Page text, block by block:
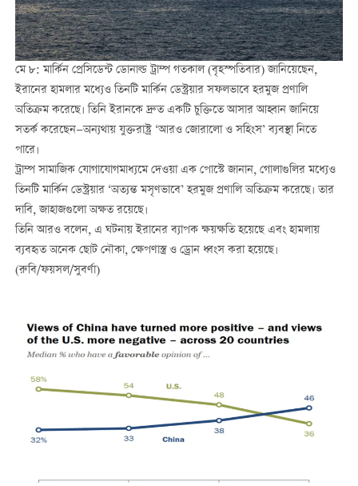
মে ৮: মার্কিন প্রেসিডেন্ট ডোনাল্ড ট্রাম্প গতকাল (বৃহস্পতিবার) জানিয়েছেন,
ইরানের হামলার মধ্যেও তিনটি মার্কিন ডেস্ট্রয়ার সফলভাবে হরমুজ প্রণালি
অতিক্রম করেছে। তিনি ইরানকে দ্রুত একটি চুক্তিতে আসার আহ্বান জানিয়ে
সতর্ক করেছেন—অন্যথায় যুক্তরাষ্ট্র ‘আরও জোরালো ও সহিংস’ ব্যবস্থা নিতে
পারে।
ট্রাম্প সামাজিক যোগাযোগমাধ্যমে দেওয়া এক পোস্টে জানান, গোলাগুলির মধ্যেও
তিনটি মার্কিন ডেস্ট্রয়ার ‘অত্যন্ত মসৃণভাবে’ হরমুজ প্রণালি অতিক্রম করেছে। তার
দাবি, জাহাজগুলো অক্ষত রয়েছে।
তিনি আরও বলেন, এ ঘটনায় ইরানের ব্যাপক ক্ষয়ক্ষতি হয়েছে এবং হামলায়
ব্যবহৃত অনেক ছোট নৌকা, ক্ষেপণাস্ত্র ও ড্রোন ধ্বংস করা হয়েছে।
(রুবি/ফয়সল/সুবর্ণা)